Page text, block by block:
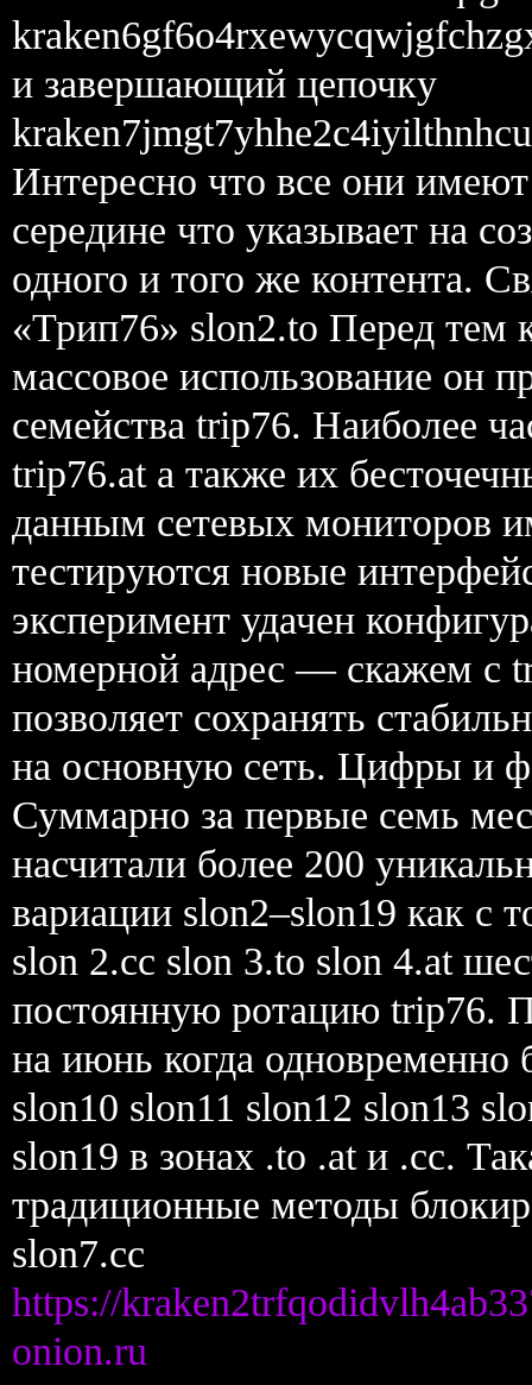
и завершающий цепочку
Интересно что все они
середине что указывает на
одного и того же контента.
«Трип76» slon2.to Перед тем
массовое использование он
семейства trip76. Наиболее
trip76.at а также их
данным сетевых мониторов
тестируются новые
эксперимент удачен
номерной адрес — скажем с
позволяет сохранять
на основную сеть. Цифры и
Суммарно за первые семь
насчитали более 200
вариации slon2–slon19 как с
slon 2.cc slon 3.to slon 4.at
постоянную ротацию trip76.
на июнь когда
slon10 slon11 slon12 slon13
slon19 в зонах .to .at и .cc.
традиционные методы
slon7.cc
https://
onion.ru